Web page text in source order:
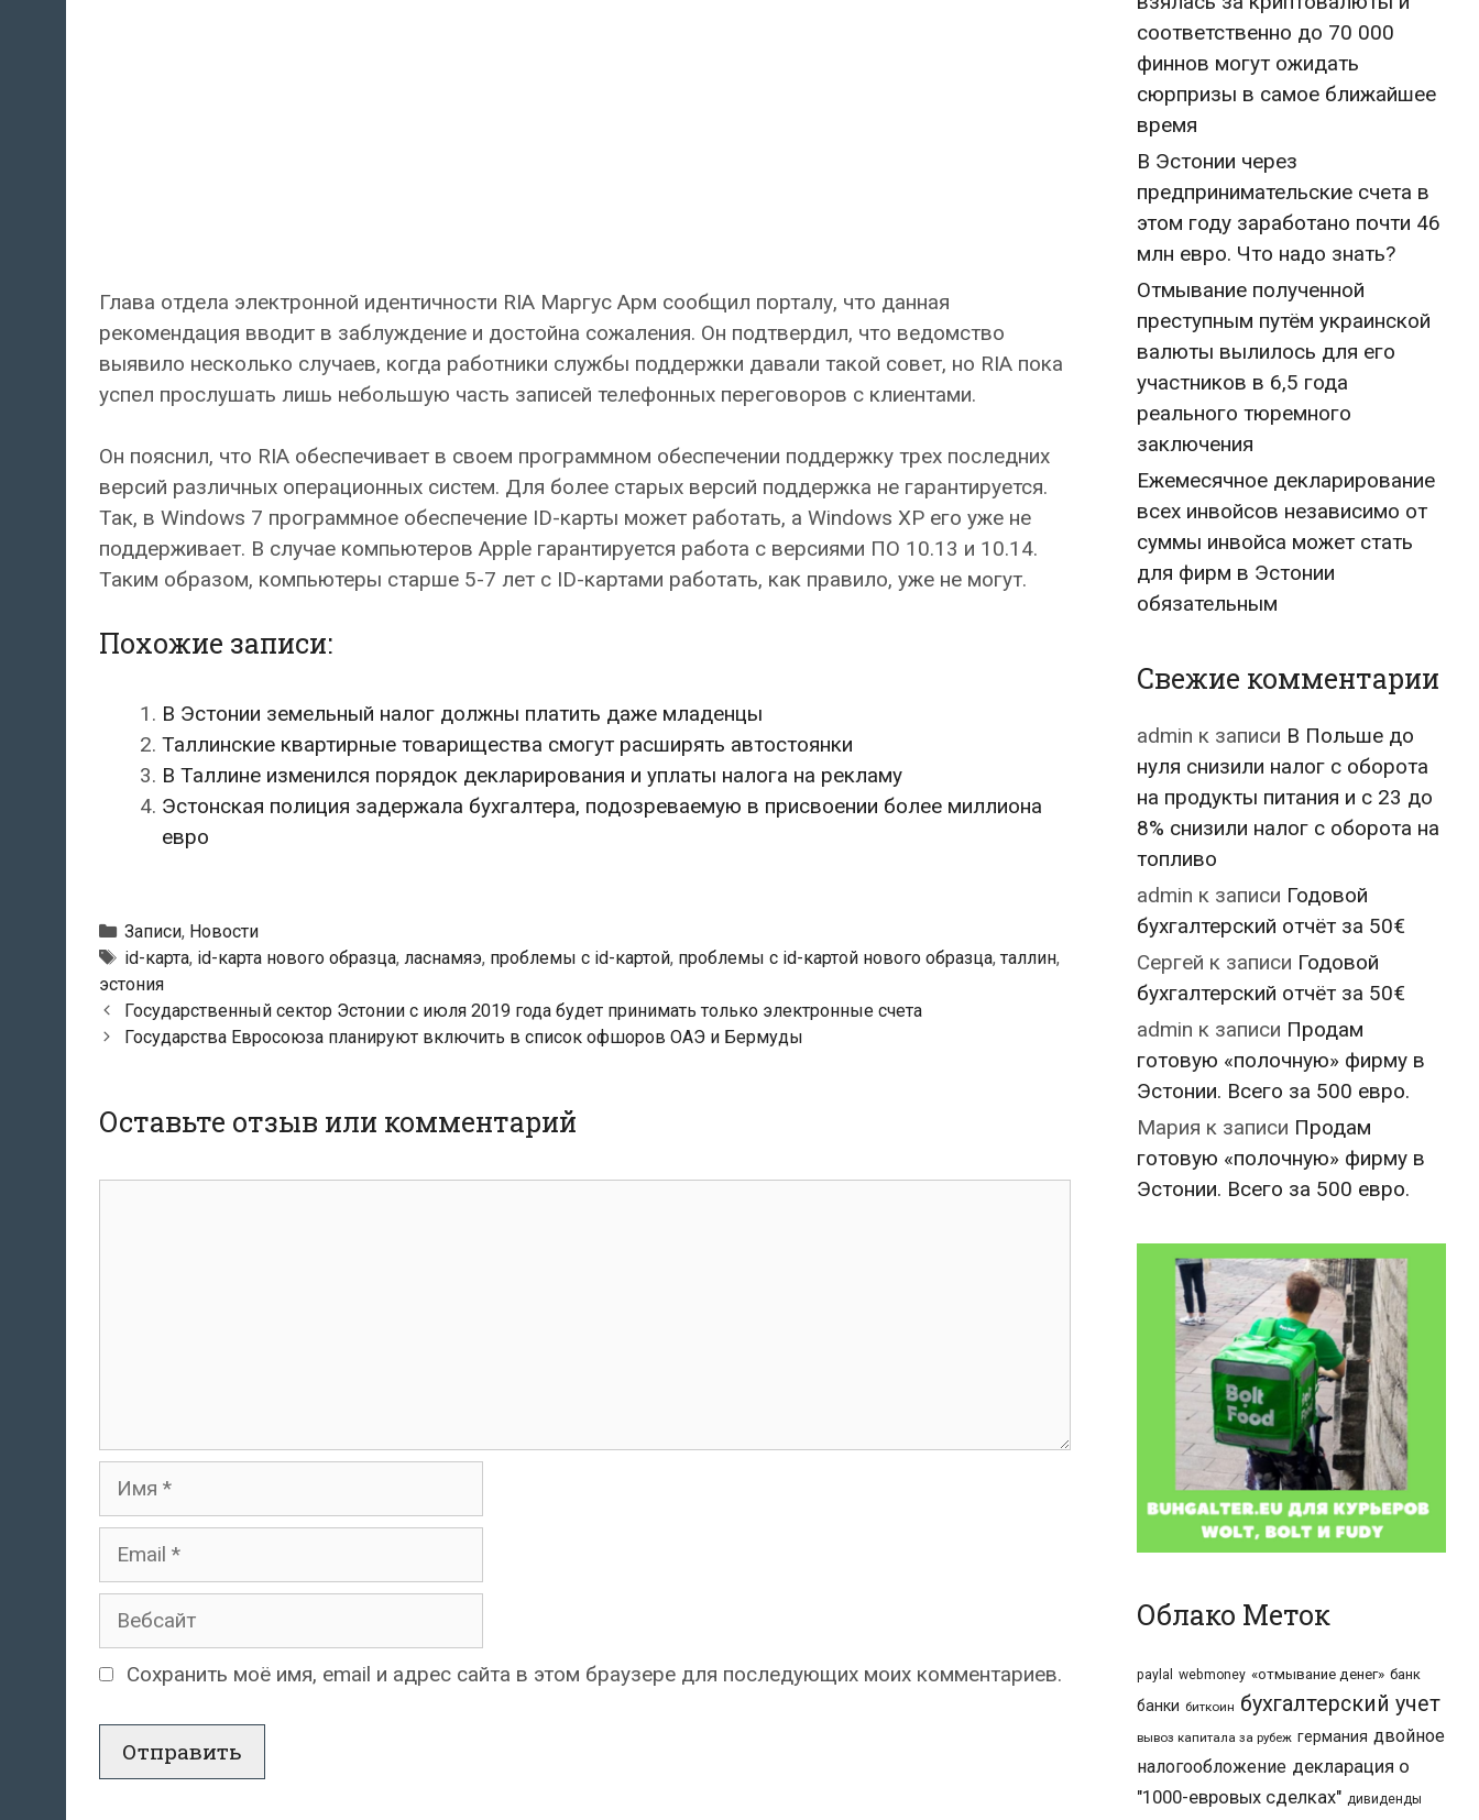
Глава отдела электронной идентичности RIA Маргус Арм сообщил порталу, что данная
рекомендация вводит в заблуждение и достойна сожаления. Он подтвердил, что ведомство
выявило несколько случаев, когда работники службы поддержки давали такой совет, но RIA пока
успел прослушать лишь небольшую часть записей телефонных переговоров с клиентами.
Он пояснил, что RIA обеспечивает в своем программном обеспечении поддержку трех последних
версий различных операционных систем. Для более старых версий поддержка не гарантируется.
Так, в Windows 7 программное обеспечение ID-карты может работать, а Windows XP его уже не
поддерживает. В случае компьютеров Apple гарантируется работа с версиями ПО 10.13 и 10.14.
Таким образом, компьютеры старше 5-7 лет с ID-картами работать, как правило, уже не могут.
Похожие записи:
В Эстонии земельный налог должны платить даже младенцы
Таллинские квартирные товарищества смогут расширять автостоянки
В Таллине изменился порядок декларирования и уплаты налога на рекламу
Эстонская полиция задержала бухгалтера, подозреваемую в присвоении более миллиона
евро
Рубрики
Записи, Новости
Метки
id-карта, id-карта нового образца, ласнамяэ, проблемы с id-картой, проблемы с id-картой нового образца,таллин,
эстония
Навигация
по
Государственный сектор Эстонии с июля 2019 года будет принимать только электронные счета
Государства Евросоюза планируют включить в список офшоров ОАЭ и Бермуды
Оставьте отзыв или комментарий
Имя
Email
Вебсайт
Сохранить моё имя, email и адрес сайта в этом браузере для последующих моих комментариев.
соответственно до 70 000
финнов могут ожидать
сюрпризы в самое ближайшее
время
В Эстонии через
предпринимательские счета в
этом году заработано почти 46
млн евро. Что надо знать?
Отмывание полученной
преступным путём украинской
валюты вылилось для его
участников в 6,5 года
реального тюремного
заключения
Ежемесячное декларирование
всех инвойсов независимо от
суммы инвойса может стать
для фирм в Эстонии
обязательным
Свежие комментарии
admin к записи В Польше до
нуля снизили налог с оборота
на продукты питания и с 23 до
8% снизили налог с оборота на
топливо
admin к записи Годовой
бухгалтерский отчёт за 50€
Сергей к записи Годовой
бухгалтерский отчёт за 50€
admin к записи Продам
готовую «полочную» фирму в
Эстонии. Всего за 500 евро.
Мария к записи Продам
готовую «полочную» фирму в
Эстонии. Всего за 500 евро.
Облако Меток
paylal webmoney «отмывание денег» банк
банки биткоин бухгалтерский учет
вывоз капитала за рубеж германия двойное
налогообложение декларация о
"1000-евровых сделках" дивиденды